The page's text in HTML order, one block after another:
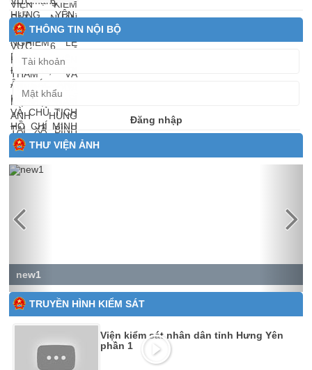
THÔNG TIN NỘI BỘ
Đăng nhập
THƯ VIỆN ẢNH
new1
Previous
TRUYỀN HÌNH KIỂM SÁT
Viện kiểm sát nhân dân tỉnh Hưng Yên
phần 1